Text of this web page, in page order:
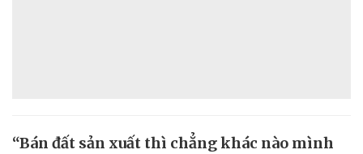
“Bán đất sản xuất thì chẳng khác nào mình